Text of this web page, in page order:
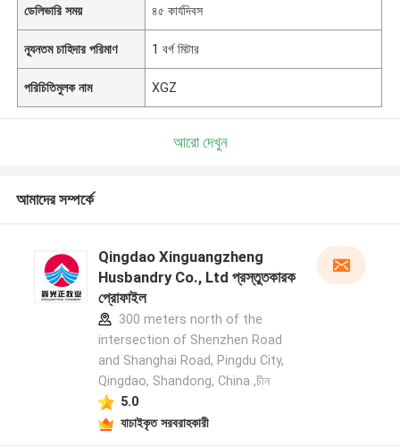
ডেলিভারি সময় ৪৫ কার্যদিবস
ন্যূনতম চাহিদার পরিমাণ 1 বর্গ মিটার
পরিচিতিমুলক নাম XGZ
আরো দেখুন
আমাদের সম্পর্কে
Qingdao Xinguangzheng
Husbandry Co., Ltd প্রস্তুতকারক
প্রোফাইল
300 meters north of the
intersection of Shenzhen Road
and Shanghai Road, Pingdu City,
Qingdao, Shandong, China ,চীন
5.0
যাচাইকৃত সরবরাহকারী